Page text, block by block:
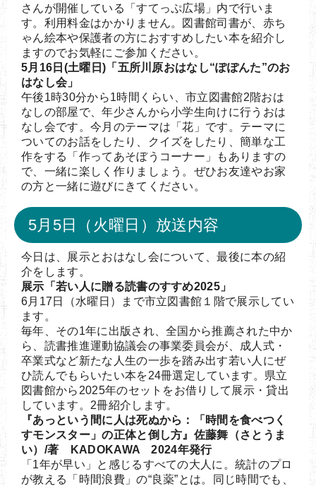
さんが開催している「すてっぷ広場」内で行いま
す。利用料金はかかりません。図書館司書が、赤ち
ゃん絵本や保護者の方におすすめしたい本を紹介し
ますのでお気軽にご参加ください。
5月16日(土曜日)「五所川原おはなし“ぽぽんた”のお
はなし会」
午後1時30分から1時間くらい、市立図書館2階おは
なしの部屋で、年少さんから小学生向けに行うおは
なし会です。今月のテーマは「花」です。テーマに
ついてのお話をしたり、クイズをしたり、簡単な工
作をする「作ってあそぼうコーナー」もありますの
で、一緒に楽しく作りましょう。ぜひお友達やお家
の方と一緒に遊びにきてください。
5月5日（火曜日）放送内容
今日は、展示とおはなし会について、最後に本の紹
介をします。
展示「若い人に贈る読書のすすめ2025」
6月17日（水曜日）まで市立図書館１階で展示してい
ます。
毎年、その1年に出版され、全国から推薦された中か
ら、読書推進運動協議会の事業委員会が、成人式・
卒業式など新たな人生の一歩を踏み出す若い人にぜ
ひ読んでもらいたい本を24冊選定しています。県立
図書館から2025年のセットをお借りして展示・貸出
しています。2冊紹介します。
『あっという間に人は死ぬから：「時間を食べつく
すモンスター」の正体と倒し方』佐藤舞（さとうま
い）/著 KADOKAWA 2024年発行
「1年が早い」と感じるすべての大人に。統計のプロ
が教える「時間浪費」の“良薬”とは。同じ時間でも、